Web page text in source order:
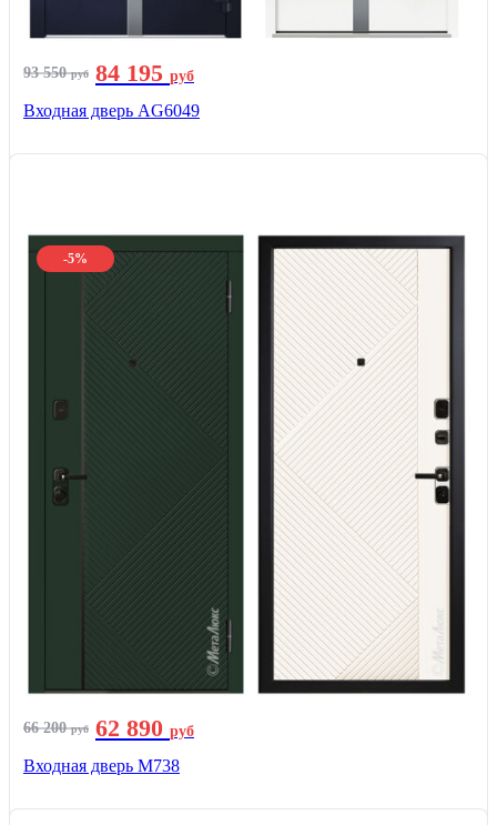
93 550руб 84 195 руб
Входная дверь AG6049
-5%
66 200руб 62 890 руб
Входная дверь М738